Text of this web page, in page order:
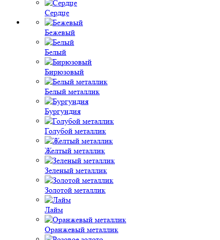
Сердце
Бежевый
Белый
Бирюзовый
Белый металлик
Бургундия
Голубой металлик
Желтый металлик
Зеленый металлик
Золотой металлик
Лайм
Оранжевый металлик